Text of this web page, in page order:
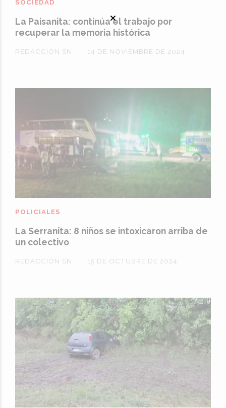
La Paisanita: continúa el trabajo por
recuperar la memoria histórica
REDACCIÓN SN
SOCIEDAD
14 DE NOVIEMBRE DE 2024
La Serranita: 8 niños se intoxicaron arriba de
un colectivo
REDACCIÓN SN
POLICIALES
15 DE OCTUBRE DE 2024